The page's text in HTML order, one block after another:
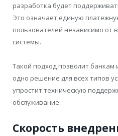
разработка будет
Это означает единую
пользователей независимо от
системы.
Такой подход позволит банкам
одно решение для всех типов
упростит техническую
обслуживание.
Скорость